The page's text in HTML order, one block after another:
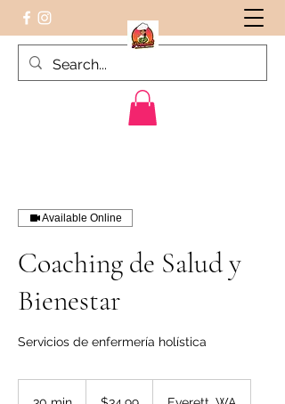
Available Online
Coaching de Salud y
Bienestar
Servicios de enfermería holística